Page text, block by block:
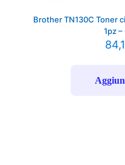
Brother TN130C Toner
1pz –